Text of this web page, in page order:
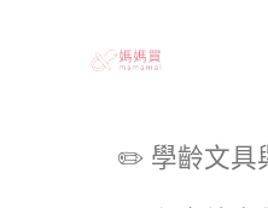
✏️ 學齡文具